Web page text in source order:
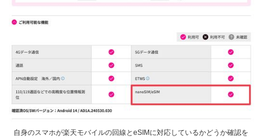
自身のスマホが楽天モバイルの回線とeSIMに対応しているかどうか確認を